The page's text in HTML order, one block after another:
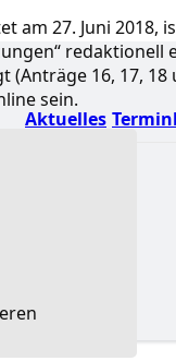
Aktuelles
am 27. Juni
16, 17, 18
sein.